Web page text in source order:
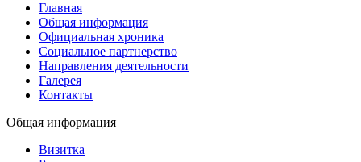
Главная
Общая информация
Официальная хроника
Социальное партнерство
Направления деятельности
Галерея
Контакты
Общая информация
Визитка